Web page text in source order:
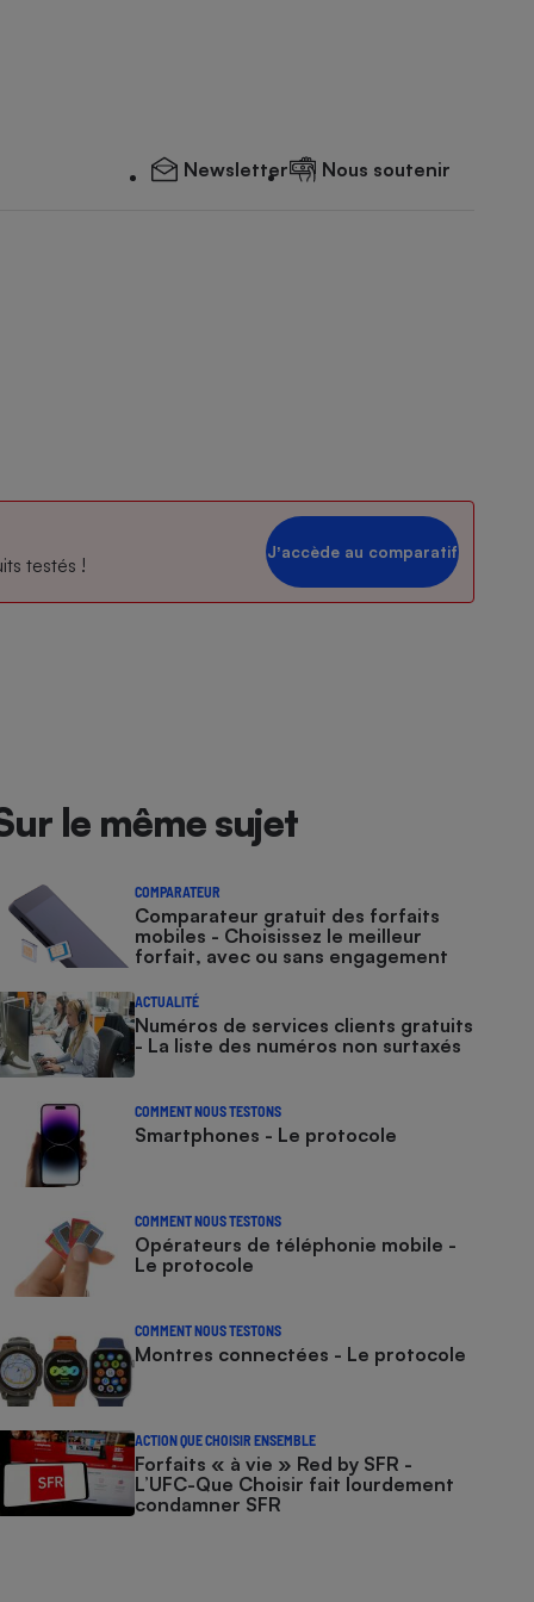
Newsletter Nous soutenir
testés !
Jʼaccède au comparatif
le même sujet
COMPARATEUR
Comparateur gratuit des forfaits
mobiles - Choisissez le meilleur
forfait, avec ou sans engagement
ACTUALITÉ
Numéros de services clients gratuits
- La liste des numéros non surtaxés
COMMENT NOUS TESTONS
Smartphones - Le protocole
COMMENT NOUS TESTONS
Opérateurs de téléphonie mobile -
Le protocole
COMMENT NOUS TESTONS
Montres connectées - Le protocole
ACTION QUE CHOISIR ENSEMBLE
Forfaits « à vie » Red by SFR -
L’UFC-Que Choisir fait lourdement
condamner SFR